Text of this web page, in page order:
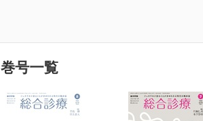
巻号一覧